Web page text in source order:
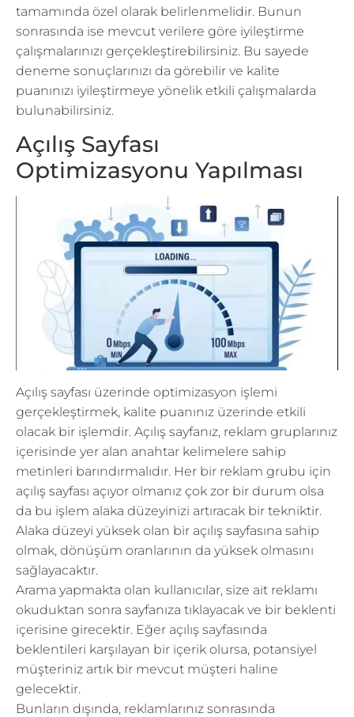
tamamında özel olarak belirlenmelidir. Bunun
sonrasında ise mevcut verilere göre iyileştirme
çalışmalarınızı gerçekleştirebilirsiniz. Bu sayede
deneme sonuçlarınızı da görebilir ve kalite
puanınızı iyileştirmeye yönelik etkili çalışmalarda
bulunabilirsiniz.
Açılış Sayfası
Optimizasyonu Yapılması
Açılış sayfası üzerinde optimizasyon işlemi
gerçekleştirmek, kalite puanınız üzerinde etkili
olacak bir işlemdir. Açılış sayfanız, reklam gruplarınız
içerisinde yer alan anahtar kelimelere sahip
metinleri barındırmalıdır. Her bir reklam grubu için
açılış sayfası açıyor olmanız çok zor bir durum olsa
da bu işlem alaka düzeyinizi artıracak bir tekniktir.
Alaka düzeyi yüksek olan bir açılış sayfasına sahip
olmak, dönüşüm oranlarının da yüksek olmasını
sağlayacaktır.
Arama yapmakta olan kullanıcılar, size ait reklamı
okuduktan sonra sayfanıza tıklayacak ve bir beklenti
içerisine girecektir. Eğer açılış sayfasında
beklentileri karşılayan bir içerik olursa, potansiyel
müşteriniz artık bir mevcut müşteri haline
gelecektir.
Bunların dışında, reklamlarınız sonrasında